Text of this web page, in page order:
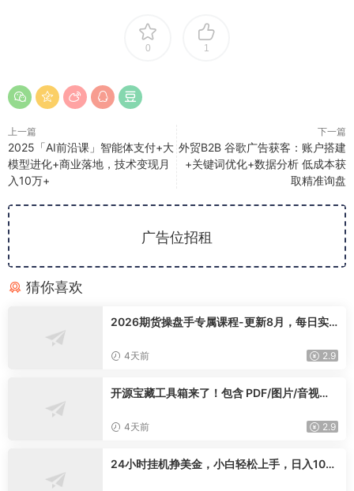
0 1
上一篇
2025「AI前沿课」智能体支付+大
模型进化+商业落地，技术变现月
入10万+
下一篇
外贸B2B 谷歌广告获客：账户搭建
+关键词优化+数据分析 低成本获
取精准询盘
广告位招租
猜你喜欢
2026期货操盘手专属课程-更新8月，每日实
4天前 2.9
开源宝藏工具箱来了！包含 PDF/图片/音视频/
knit-desktop
4天前 2.9
24小时挂机挣美金，小白轻松上手，日入100